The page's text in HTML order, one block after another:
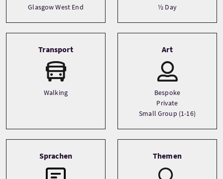
Glasgow West End ½ Day
Transport
Walking
Art
Bespoke
Private
Small Group (1-16)
Sprachen Themen